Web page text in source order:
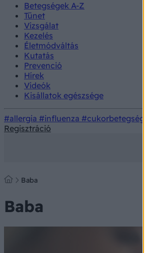
Betegségek A-Z
Tünet
Vizsgálat
Kezelés
Életmódváltás
Kutatás
Prevenció
Hírek
Videók
Kisállatok egészsége
#allergia #influenza #cukorbetegség
Regisztráció
Baba
Baba